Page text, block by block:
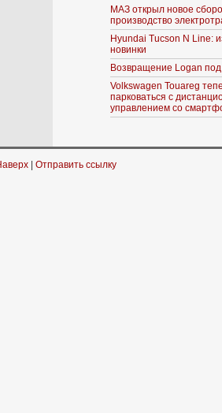
МАЗ открыл новое
производство
Hyundai Tucson N Line:
новинки
Возвращение Logan
Volkswagen Touareg
парковаться с
управлением со
Отправить ссылку